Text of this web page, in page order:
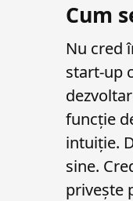
Cum
Nu cred
start-up
funcție
intuiție.
sine.
privește